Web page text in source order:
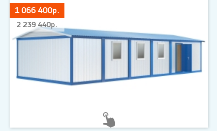
1 066 400р.
2 239 440р.